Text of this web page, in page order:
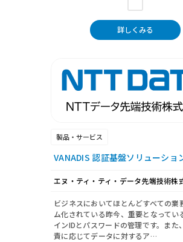
詳しくみる
製品・サービス
VANADIS 認証基盤ソリューショ
エヌ・ティ・ティ・データ先端技術株
ビジネスにおいてほとんどすべての業
ム化されている昨今、重要となってい
インIDとパスワードの管理です。また
責に応じてデータに対するア…